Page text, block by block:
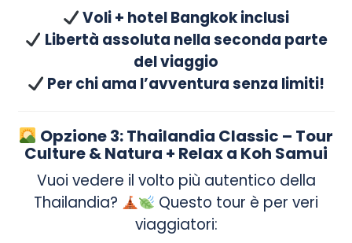
Voli + hotel Bangkok inclusi
Libertà assoluta nella seconda parte
del viaggio
Per chi ama l’avventura senza limiti!
Opzione 3: Thailandia Classic – Tour
Culture & Natura + Relax a Koh Samui
Vuoi vedere il volto più autentico della
Thailandia?
Questo tour è per veri
viaggiatori: